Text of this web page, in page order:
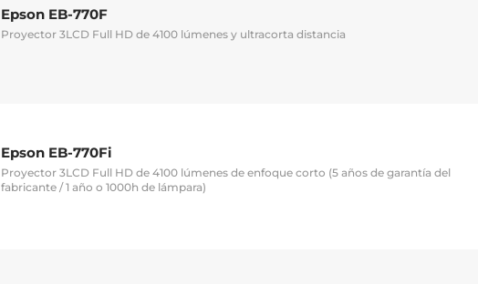
Epson EB-770F
Proyector 3LCD Full HD de 4100 lúmenes y ultracorta distancia
Epson EB-770Fi
Proyector 3LCD Full HD de 4100 lúmenes de enfoque corto (5 años de garantía del
fabricante / 1 año o 1000h de lámpara)